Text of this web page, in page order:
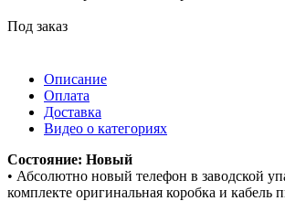
Под заказ
Описание
Оплата
Доставка
Видео о категориях
Состояние: Новый
• Абсолютно новый телефон в заводской
комплекте оригинальная коробка и кабель